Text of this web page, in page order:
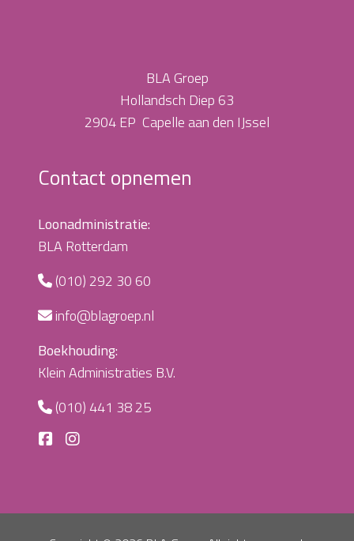
BLA Groep
Hollandsch Diep 63
2904 EP Capelle aan den IJssel
Contact opnemen
Loonadministratie:
BLA Rotterdam
(010) 292 30 60
info@blagroep.nl
Boekhouding:
Klein Administraties B.V.
(010) 441 38 25